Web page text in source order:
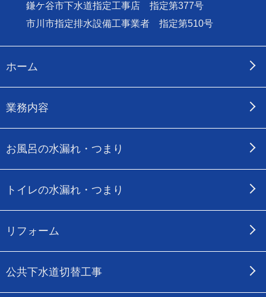
鎌ケ谷市下水道指定工事店 指定第377号
市川市指定排水設備工事業者 指定第510号
ホーム
業務内容
お風呂の水漏れ・つまり
トイレの水漏れ・つまり
リフォーム
公共下水道切替工事